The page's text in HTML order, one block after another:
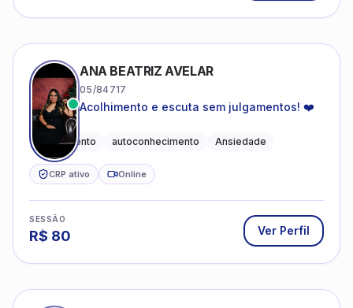
ANA BEATRIZ AVELAR
05/84717
Acolhimento e escuta sem julgamentos! ❤️
Acolhimento autoconhecimento Ansiedade
CRP ativo Online
SESSÃO
R$ 80 Ver Perfil